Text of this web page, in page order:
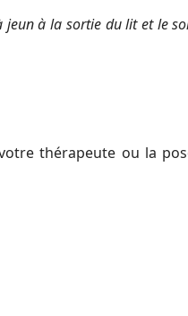
à la sortie du lit et le
thérapeute ou la